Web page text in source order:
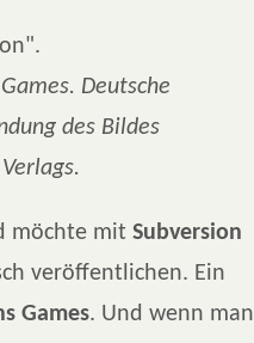
Deutsche
des Bildes
möchte mit Subversion
veröffentlichen. Ein
Games. Und wenn man